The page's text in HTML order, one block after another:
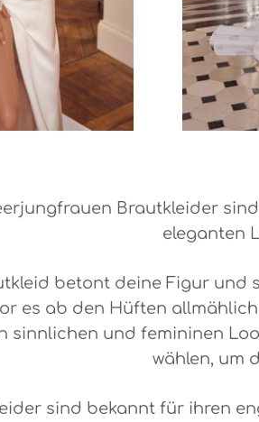
Brautkleider
eleganten
betont deine Figur
es ab den Hüften
sinnlichen und femininen
wählen, um
sind bekannt für ihren